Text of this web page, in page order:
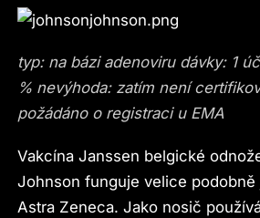
typ: na bázi adenoviru dávky: 1
% nevýhoda: zatím není
požádáno o registraci u EMA
Vakcína Janssen belgické
Johnson funguje velice podobně
Astra Zeneca. Jako nosič